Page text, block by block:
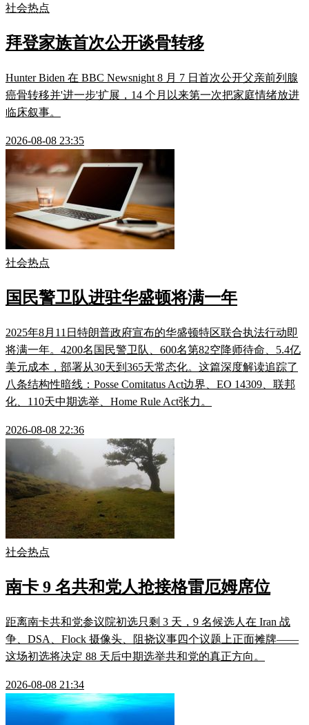
社会热点
拜登家族首次公开谈骨转移
Hunter Biden 在 BBC Newsnight 8 月 7 日首次公开父亲前列腺
癌骨转移并'进一步'扩展，14 个月以来第一次把家庭情绪放进
临床叙事。
2026-08-08 23:35
社会热点
国民警卫队进驻华盛顿将满一年
2025年8月11日特朗普政府宣布的华盛顿特区联合执法行动即
将满一年。4200名国民警卫队、600名第82空降师待命、5.4亿
美元成本，部署从30天到365天常态化。这篇深度解读追踪了
八条结构性暗线：Posse Comitatus Act边界、EO 14309、联邦
化、110天中期选举、Home Rule Act张力。
2026-08-08 22:36
社会热点
南卡 9 名共和党人抢接格雷厄姆席位
距离南卡共和党参议院初选只剩 3 天，9 名候选人在 Iran 战
争、DSA、Flock 摄像头、阻挠议事四个议题上正面摊牌——
这场初选将决定 88 天后中期选举共和党的真正方向。
2026-08-08 21:34